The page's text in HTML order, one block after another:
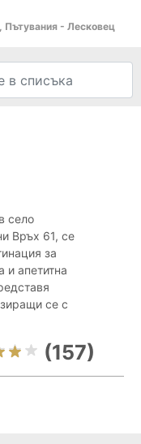
Пътувания - Лесковец
село
Връх 61, се
за
и апетитна
се с
(157)